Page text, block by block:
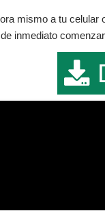
mismo a tu celular
inmediato